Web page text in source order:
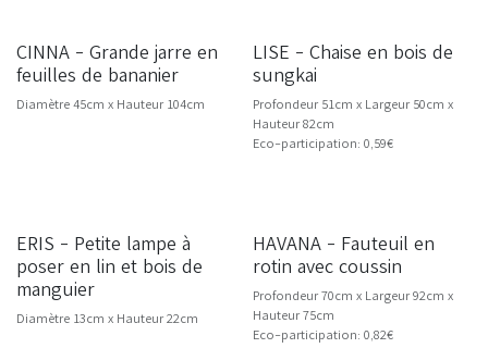
NOUVEAU
CINNA - Grande jarre en
feuilles de bananier
Diamètre 45cm x Hauteur 104cm
NOUVEAU
LISE - Chaise en bois de
sungkai
Profondeur 51cm x Largeur 50cm x
Hauteur 82cm
Eco-participation: 0,59€
NOUVEAU
ERIS - Petite lampe à
poser en lin et bois de
manguier
Diamètre 13cm x Hauteur 22cm
HAVANA - Fauteuil en
rotin avec coussin
Profondeur 70cm x Largeur 92cm x
Hauteur 75cm
Eco-participation: 0,82€